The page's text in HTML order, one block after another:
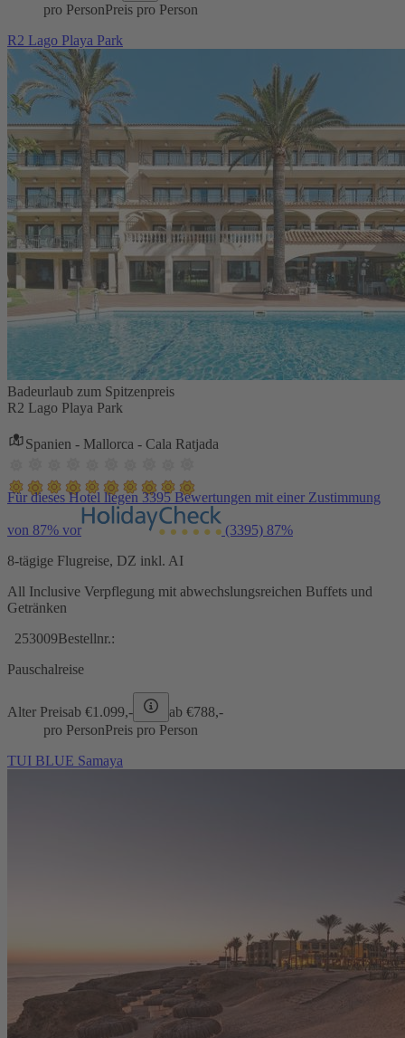
pro PersonPreis pro Person
R2 Lago Playa Park
Badeurlaub zum Spitzenpreis
R2 Lago Playa Park
Spanien - Mallorca - Cala Ratjada
Für dieses Hotel liegen 3395 Bewertungen mit einer Zustimmung
von 87% vor (3395) 87%
8-tägige Flugreise, DZ inkl. AI
All Inclusive Verpflegung mit abwechslungsreichen Buffets und
Getränken
253009Bestellnr.:
Pauschalreise
Alter Preisab €1.099,- ab €788,-
pro PersonPreis pro Person
TUI BLUE Samaya